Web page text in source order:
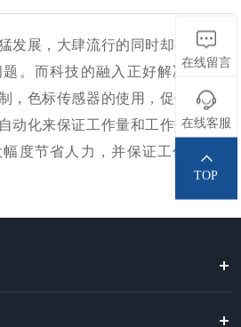
发展，大肆流行的同时却充斥着工
。而科技的融入正好解决这些问
，色标传感器的使用，促使行业发
动化来保证工作量和工作效率，满
度节省人力，并保证工作准确无
在线留言
在线客服
TOP